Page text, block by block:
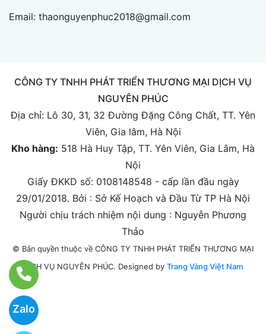
Zalo
Email: thaonguyenphuc2018@gmail.com
CÔNG TY TNHH PHÁT TRIỂN THƯƠNG MẠI DỊCH VỤ
NGUYÊN PHÚC
Địa chỉ: Lô 30, 31, 32 Đường Đặng Công Chất, TT. Yên
Viên, Gia lâm, Hà Nội
Kho hàng: 518 Hà Huy Tập, TT. Yên Viên, Gia Lâm, Hà
Nội
Giấy ĐKKD số: 0108148548 - cấp lần đầu ngày
29/01/2018. Bởi : Sở Kế Hoạch và Đầu Từ TP Hà Nội
Người chịu trách nhiệm nội dung : Nguyễn Phương
Thảo
© Bản quyền thuộc về CÔNG TY TNHH PHÁT TRIỂN THƯƠNG MẠI
DỊCH VỤ NGUYÊN PHÚC. Designed by Trang Vàng Việt Nam